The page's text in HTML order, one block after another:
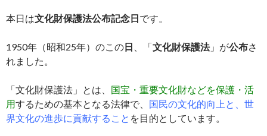
本日は文化財保護法公布記念日です。
1950年（昭和25年）のこの日 、「文化財保護法」が公布さ
れました。
「文化財保護法」とは、 国宝・重要文化財などを保護・活
用するための基本となる法律で、 国民の文化的向上と、世
界文化の進歩に貢献すること を目的としています。